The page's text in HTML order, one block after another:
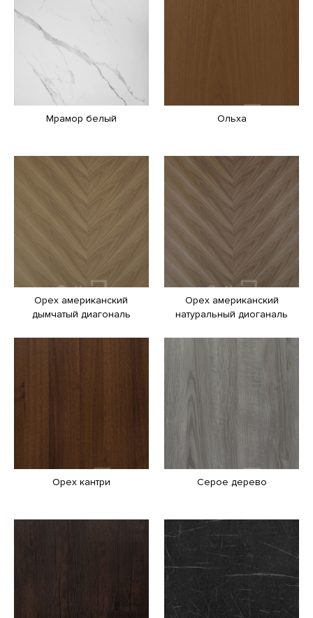
Мрамор белый Ольха
Орех американский
дымчатый диагональ
Орех американский
натуральный диоганаль
Орех кантри Серое дерево